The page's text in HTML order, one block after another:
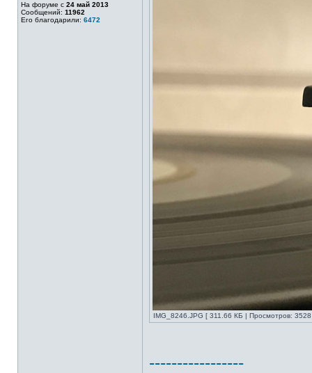
На форуме с 24 май 2013
Сообщений: 11962
Его благодарили: 6472
IMG_8246.JPG [ 311.66 КБ | Просмотров:
-----------------